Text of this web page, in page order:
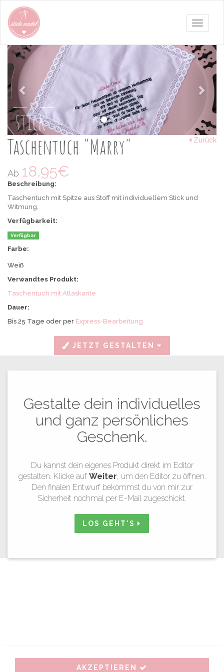
Taschentuch
"Marry"
Taschentuch
mit
Spitze
aus
mit
Stick
und
Witmung..
Jetzt
Zurück
Zurück
Taschentuch "Marry"
Ab 18,95€
Beschreibung:
Taschentuch mit Spitze aus Stoff mit individuellem Stick und
Witmung.
für
deine
Verfügbarkeit:
Verfügbar
Farbe:
Weiß
Verwandtes Produkt:
Taschentuch mit Atlaskante
Dauer:
Bis 25 Tage oder per Express-Bearbeitung
JETZT GESTALTEN
Gestalte dein individuelles
und ganz persönliches
Geschenk.
Du kannst dein eigenes Produkt direkt im Editor
gestalten. Klicke auf Weiter, um den Editor zu öffnen.
Den finalen Entwurf bekommst du von mir zur
Sicherheit nochmal per E-Mail zugeschickt.
LOS GEHT'S
AKZEPTIEREN